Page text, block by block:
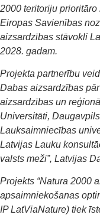
2000 teritoriju
Eiropas Savienības
aizsardzības stāvokli
2028. gadam.
Projekta partnerību
Dabas aizsardzības
aizsardzības un
Universitāti,
Lauksaimniecības
Latvijas Lauku
valsts meži”, Latvijas
Projekts “Natura 2000
apsaimniekošanas
IP LatViaNature) tiek